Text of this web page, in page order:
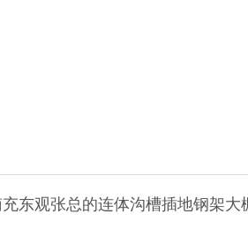
东观张总的连体沟槽插地钢架大